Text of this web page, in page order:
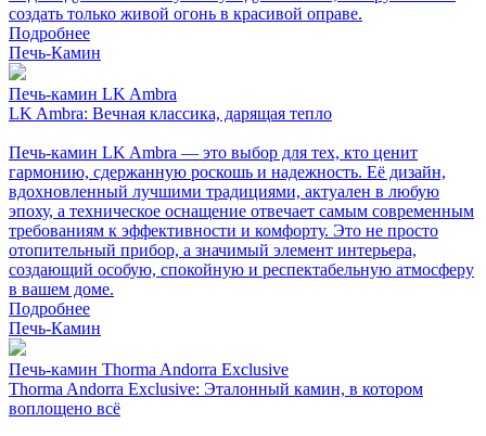
создать только живой огонь в красивой оправе.
Подробнее
Печь-Камин
Печь-камин LK Ambra
LK Ambra: Вечная классика, дарящая тепло
Печь-камин LK Ambra — это выбор для тех, кто ценит
гармонию, сдержанную роскошь и надежность. Её дизайн,
вдохновленный лучшими традициями, актуален в любую
эпоху, а техническое оснащение отвечает самым современным
требованиям к эффективности и комфорту. Это не просто
отопительный прибор, а значимый элемент интерьера,
создающий особую, спокойную и респектабельную атмосферу
в вашем доме.
Подробнее
Печь-Камин
Печь-камин Thorma Andorra Exclusive
Thorma Andorra Exclusive: Эталонный камин, в котором
воплощено всё